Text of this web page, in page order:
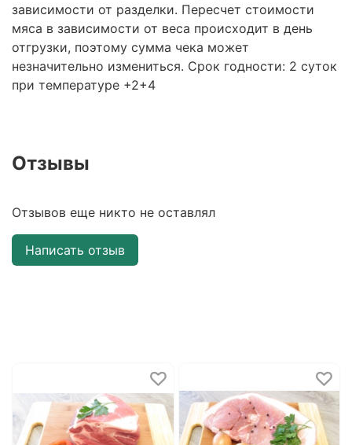
зависимости от разделки. Пересчет стоимости
мяса в зависимости от веса происходит в день
отгрузки, поэтому сумма чека может
незначительно измениться. Срок годности: 2 суток
при температуре +2+4
Отзывы
Отзывов еще никто не оставлял
Написать отзыв